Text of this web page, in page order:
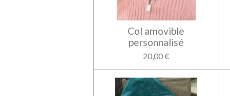
Col amovible
personnalisé
20,00 €